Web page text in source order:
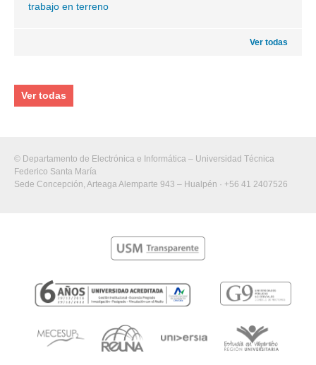
trabajo en terreno
Ver todas
Ver todas
© Departamento de Electrónica e Informática – Universidad Técnica
Federico Santa María
Sede Concepción, Arteaga Alemparte 943 – Hualpén · +56 41 2407526